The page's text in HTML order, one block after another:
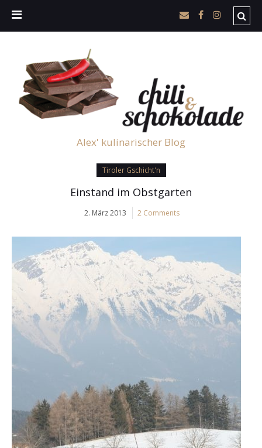
Alex' kulinarischer Blog
Tiroler Gschicht'n
Einstand im Obstgarten
2. März 2013 2 Comments